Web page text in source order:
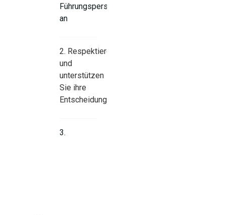
Führungspersönlichkeit
an
2. Respektieren
und
unterstützen
Sie ihre
Entscheidungen
3.